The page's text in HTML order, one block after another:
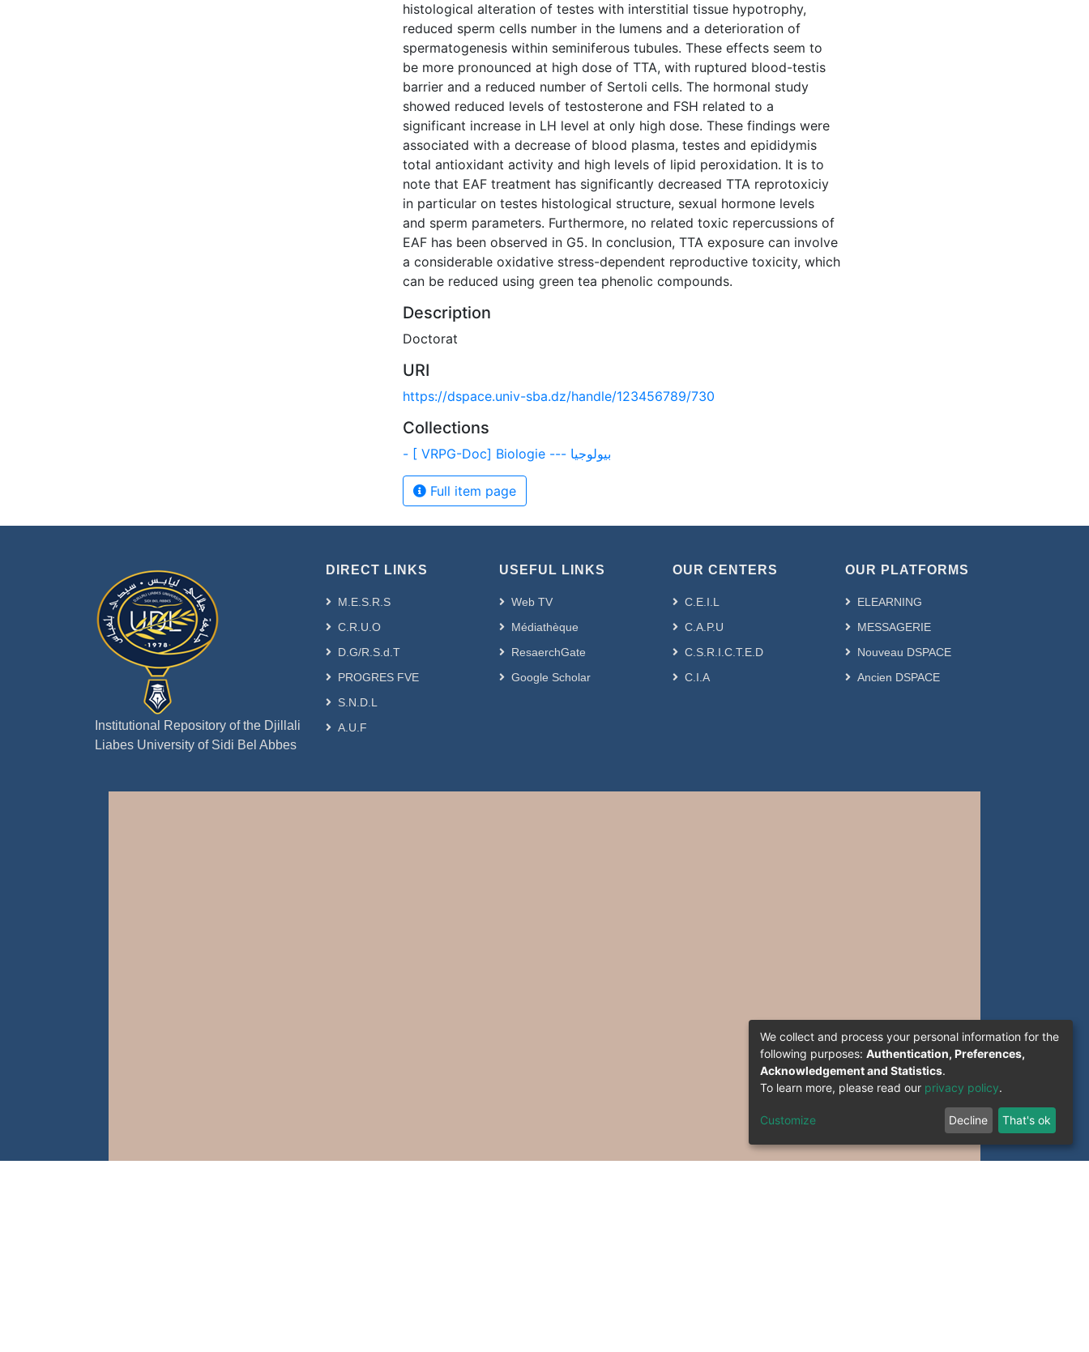
histological alteration of testes with interstitial tissue hypotrophy,
reduced sperm cells number in the lumens and a deterioration of
spermatogenesis within seminiferous tubules. These effects seem to
be more pronounced at high dose of TTA, with ruptured blood-testis
barrier and a reduced number of Sertoli cells. The hormonal study
showed reduced levels of testosterone and FSH related to a
significant increase in LH level at only high dose. These findings were
associated with a decrease of blood plasma, testes and epididymis
total antioxidant activity and high levels of lipid peroxidation. It is to
note that EAF treatment has significantly decreased TTA reprotoxiciy
in particular on testes histological structure, sexual hormone levels
and sperm parameters. Furthermore, no related toxic repercussions of
EAF has been observed in G5. In conclusion, TTA exposure can involve
a considerable oxidative stress-dependent reproductive toxicity, which
can be reduced using green tea phenolic compounds.
Description
Doctorat
URI
https://dspace.univ-sba.dz/handle/123456789/730
Collections
- [ VRPG-Doc] Biologie --- بيولوجيا
Full item page
Institutional Repository of the Djillali
Liabes University of Sidi Bel Abbes
DIRECT LINKS
M.E.S.R.S
C.R.U.O
D.G/R.S.d.T
PROGRES FVE
S.N.D.L
A.U.F
USEFUL LINKS
Web TV
Médiathèque
ResaerchGate
Google Scholar
OUR CENTERS
C.E.I.L
C.A.P.U
C.S.R.I.C.T.E.D
C.I.A
OUR PLATFORMS
ELEARNING
MESSAGERIE
Nouveau DSPACE
Ancien DSPACE
We collect and process your personal information for the
following purposes: Authentication, Preferences,
Acknowledgement and Statistics.
To learn more, please read our privacy policy.
Customize Decline That's ok